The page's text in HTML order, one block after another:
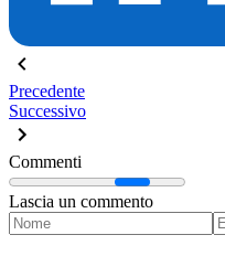
Precedente
Successivo
Commenti
Lascia un commento